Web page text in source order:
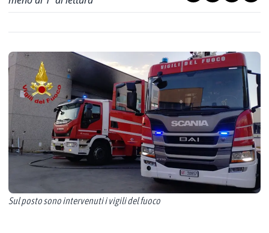
Sul posto sono intervenuti i vigili del fuoco